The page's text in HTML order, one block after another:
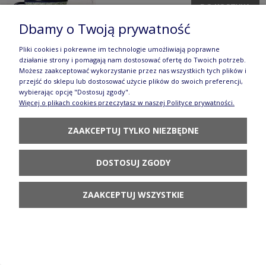
DO KOSZYKA
Podstawka pod łyżkę GU1015DEKDU205
67,90 zł
DOSTĘPNOŚCI
Dbamy o Twoją prywatność
Pliki cookies i pokrewne im technologie umożliwiają poprawne
działanie strony i pomagają nam dostosować ofertę do Twoich potrzeb.
Możesz zaakceptować wykorzystanie przez nas wszystkich tych plików i
przejść do sklepu lub dostosować użycie plików do swoich preferencji,
wybierając opcję "Dostosuj zgody".
Więcej o plikach cookies przeczytasz w naszej Polityce prywatności.
ZAAKCEPTUJ TYLKO NIEZBĘDNE
DOSTOSUJ ZGODY
ZAAKCEPTUJ WSZYSTKIE